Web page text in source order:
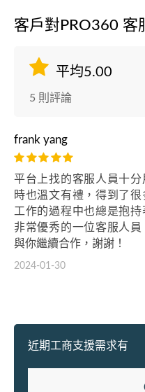
客戶對PRO360 客
平均5.00
5 則評論
frank yang
平台上找的客服人員十
時也溫文有禮，得到了很
工作的過程中也總是抱
非常優秀的一位客服人
與你繼續合作，謝謝！
2024-01-30
近期工商支援需求有